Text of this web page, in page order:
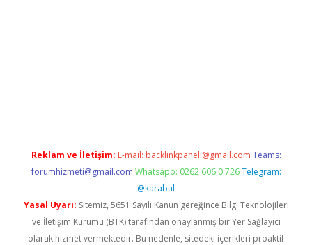
Reklam ve İletişim: E-mail: backlinkpaneli@gmail.com Teams:
forumhizmeti@gmail.com Whatsapp: 0262 606 0 726 Telegram:
@karabul
Yasal Uyarı: Sitemiz, 5651 Sayılı Kanun gereğince Bilgi Teknolojileri
ve İletişim Kurumu (BTK) tarafından onaylanmış bir Yer Sağlayıcı
olarak hizmet vermektedir. Bu nedenle, sitedeki içerikleri proaktif